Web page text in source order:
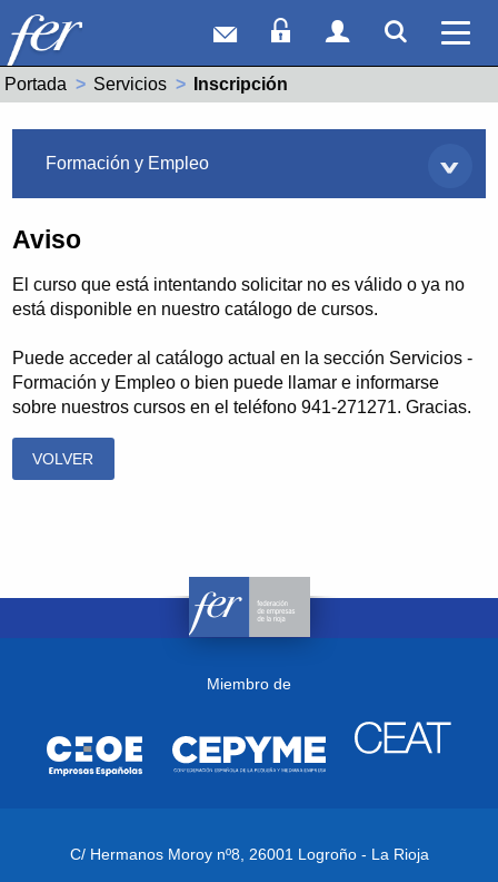
Correo webAcceso Socios
Acceso
Portada Servicios Actual:
Inscripción
Formación y Empleo
Aviso
El curso que está intentando solicitar no es válido o ya no
está disponible en nuestro catálogo de cursos.
Puede acceder al catálogo actual en la sección Servicios -
Formación y Empleo o bien puede llamar e informarse
sobre nuestros cursos en el teléfono 941-271271. Gracias.
VOLVER
Miembro de
C/ Hermanos Moroy nº8, 26001 Logroño - La Rioja